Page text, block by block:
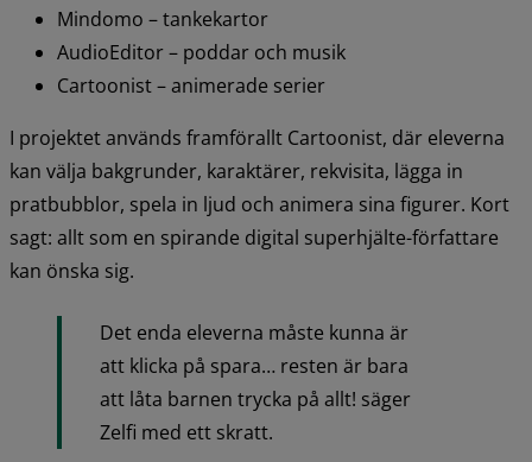
Mindomo – tankekartor
AudioEditor – poddar och musik
Cartoonist – animerade serier
I projektet används framförallt Cartoonist, där eleverna
kan välja bakgrunder, karaktärer, rekvisita, lägga in
pratbubblor, spela in ljud och animera sina figurer. Kort
sagt: allt som en spirande digital superhjälte-författare
kan önska sig.
Det enda eleverna måste kunna är
att klicka på spara… resten är bara
att låta barnen trycka på allt! säger
Zelfi med ett skratt.